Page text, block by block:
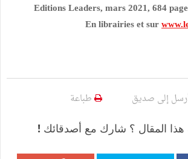
Editions Leaders, mars 2021, 684
En librairies et sur
إلى صديق طباعة
المقال ؟ شارك مع أصدقائك !